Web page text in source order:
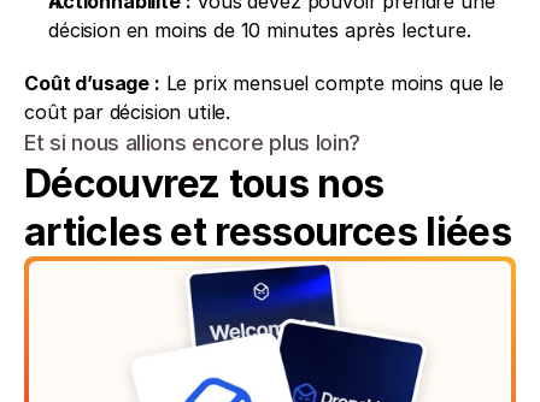
décision en moins de 10 minutes après lecture.
Coût d’usage : Le prix mensuel compte moins que le
coût par décision utile.
Et si nous allions encore plus loin?
Découvrez tous nos
articles et ressources liées